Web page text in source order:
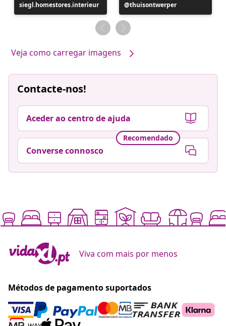
publicada
por
siegl.homestores.interieur
Postagem
publicada
por
thuisontwerper
Veja como carregar imagens
Contacte-nos!
Aceder ao centro de ajuda
Recomendado
Converse connosco
Viva com mais por menos
Métodos de pagamento suportados